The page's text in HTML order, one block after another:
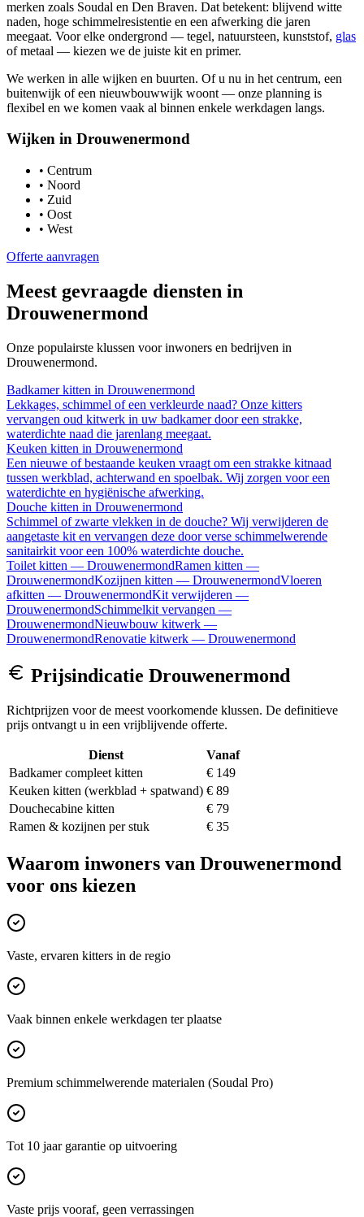
merken zoals Soudal en Den Braven. Dat betekent: blijvend witte
naden, hoge schimmelresistentie en een afwerking die jaren
meegaat. Voor elke ondergrond — tegel, natuursteen, kunststof, glas
of metaal — kiezen we de juiste kit en primer.
We werken in alle wijken en buurten. Of u nu in het centrum, een
buitenwijk of een nieuwbouwwijk woont — onze planning is
flexibel en we komen vaak al binnen enkele werkdagen langs.
Wijken in Drouwenermond
• Centrum
• Noord
• Zuid
• Oost
• West
Offerte aanvragen
Meest gevraagde diensten in
Drouwenermond
Onze populairste klussen voor inwoners en bedrijven in
Drouwenermond.
Badkamer kitten in Drouwenermond
Lekkages, schimmel of een verkleurde naad? Onze kitters
vervangen oud kitwerk in uw badkamer door een strakke,
waterdichte naad die jarenlang meegaat.
Keuken kitten in Drouwenermond
Een nieuwe of bestaande keuken vraagt om een strakke kitnaad
tussen werkblad, achterwand en spoelbak. Wij zorgen voor een
waterdichte en hygiënische afwerking.
Douche kitten in Drouwenermond
Schimmel of zwarte vlekken in de douche? Wij verwijderen de
aangetaste kit en vervangen deze door verse schimmelwerende
sanitairkit voor een 100% waterdichte douche.
Toilet kitten — DrouwenermondRamen kitten —
DrouwenermondKozijnen kitten — DrouwenermondVloeren
afkitten — DrouwenermondKit verwijderen —
DrouwenermondSchimmelkit vervangen —
DrouwenermondNieuwbouw kitwerk —
DrouwenermondRenovatie kitwerk — Drouwenermond
Prijsindicatie Drouwenermond
Richtprijzen voor de meest voorkomende klussen. De definitieve
prijs ontvangt u in een vrijblijvende offerte.
Dienst
Vanaf
Badkamer compleet kitten
€ 149
Keuken kitten (werkblad + spatwand) € 89
Douchecabine kitten
€ 79
Ramen & kozijnen per stuk
€ 35
Waarom inwoners van Drouwenermond
voor ons kiezen
Vaste, ervaren kitters in de regio
Vaak binnen enkele werkdagen ter plaatse
Premium schimmelwerende materialen (Soudal Pro)
Tot 10 jaar garantie op uitvoering
Vaste prijs vooraf, geen verrassingen